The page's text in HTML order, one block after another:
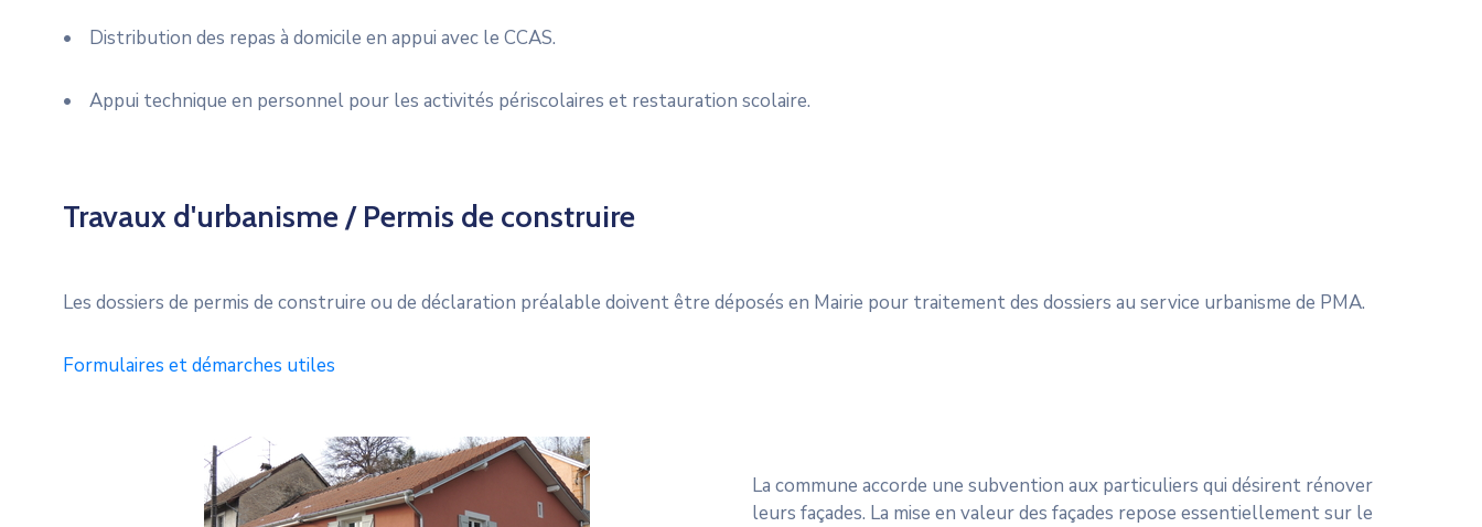
• Distribution des repas à domicile en appui avec le CCAS.
• Appui technique en personnel pour les activités périscolaires et restauration scolaire.
Travaux d'urbanisme / Permis de construire
Les dossiers de permis de construire ou de déclaration préalable doivent être déposés en Mairie pour traitement des dossiers au service urbanisme de PMA.
Formulaires et démarches utiles
La commune accorde une subvention aux particuliers qui désirent rénover
leurs façades. La mise en valeur des façades repose essentiellement sur le